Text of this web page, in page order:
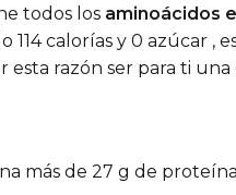
todos los aminoácidos
calorías y 0 azúcar ,
razón ser para ti
más de 27 g de